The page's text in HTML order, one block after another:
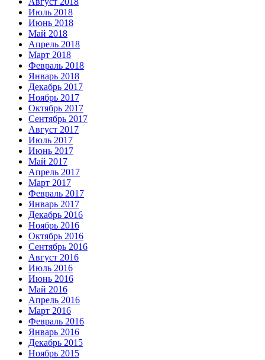
Июль 2018
Июнь 2018
Май 2018
Апрель 2018
Март 2018
Февраль 2018
Январь 2018
Декабрь 2017
Ноябрь 2017
Октябрь 2017
Сентябрь 2017
Август 2017
Июль 2017
Июнь 2017
Май 2017
Апрель 2017
Март 2017
Февраль 2017
Январь 2017
Декабрь 2016
Ноябрь 2016
Октябрь 2016
Сентябрь 2016
Август 2016
Июль 2016
Июнь 2016
Май 2016
Апрель 2016
Март 2016
Февраль 2016
Январь 2016
Декабрь 2015
Ноябрь 2015